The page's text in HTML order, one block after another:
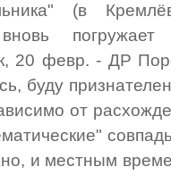
(в
погружает
20 февр. - ДР
буду
от
и местным